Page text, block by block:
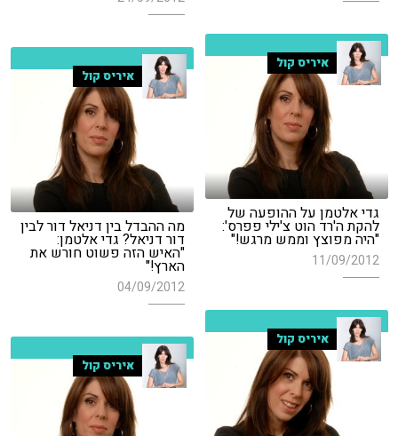
איריס קול
גדי אלטמן על ההופעה של
להקת ה'רד הוט צ'ילי פפרס':
"היה מפוצץ וממש מרגש!"
11/09/2012
איריס קול
מה ההבדל בין דניאל דור לבין
דור דניאל? גדי אלטמן:
"האיש הזה פשוט חורש את
הארץ!"
04/09/2012
איריס קול
איריס קול